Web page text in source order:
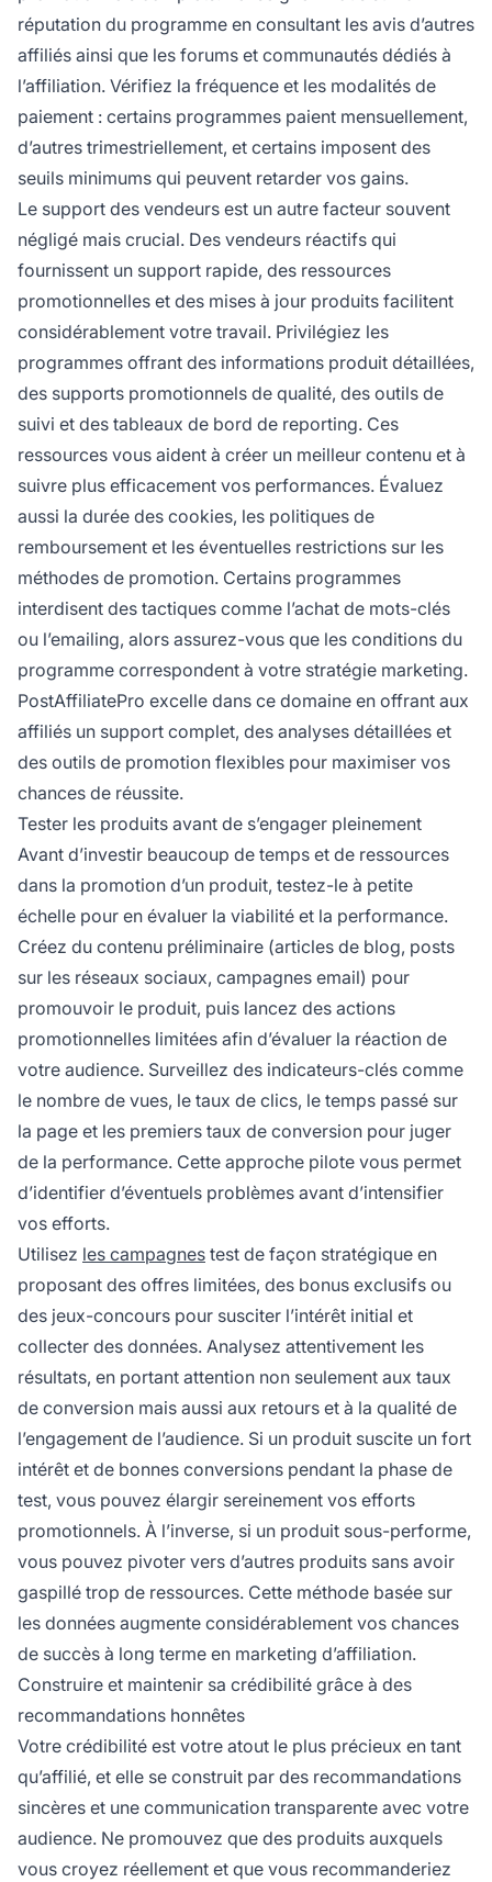
réputation du programme en consultant les avis d’autres
affiliés ainsi que les forums et communautés dédiés à
l’affiliation. Vérifiez la fréquence et les modalités de
paiement : certains programmes paient mensuellement,
d’autres trimestriellement, et certains imposent des
seuils minimums qui peuvent retarder vos gains.
Le support des vendeurs est un autre facteur souvent
négligé mais crucial. Des vendeurs réactifs qui
fournissent un support rapide, des ressources
promotionnelles et des mises à jour produits facilitent
considérablement votre travail. Privilégiez les
programmes offrant des informations produit détaillées,
des supports promotionnels de qualité, des outils de
suivi et des tableaux de bord de reporting. Ces
ressources vous aident à créer un meilleur contenu et à
suivre plus efficacement vos performances. Évaluez
aussi la durée des cookies, les politiques de
remboursement et les éventuelles restrictions sur les
méthodes de promotion. Certains programmes
interdisent des tactiques comme l’achat de mots-clés
ou l’emailing, alors assurez-vous que les conditions du
programme correspondent à votre stratégie marketing.
PostAffiliatePro excelle dans ce domaine en offrant aux
affiliés un support complet, des analyses détaillées et
des outils de promotion flexibles pour maximiser vos
chances de réussite.
Tester les produits avant de s’engager pleinement
Avant d’investir beaucoup de temps et de ressources
dans la promotion d’un produit, testez-le à petite
échelle pour en évaluer la viabilité et la performance.
Créez du contenu préliminaire (articles de blog, posts
sur les réseaux sociaux, campagnes email) pour
promouvoir le produit, puis lancez des actions
promotionnelles limitées afin d’évaluer la réaction de
votre audience. Surveillez des indicateurs-clés comme
le nombre de vues, le taux de clics, le temps passé sur
la page et les premiers taux de conversion pour juger
de la performance. Cette approche pilote vous permet
d’identifier d’éventuels problèmes avant d’intensifier
vos efforts.
Utilisez les campagnes test de façon stratégique en
proposant des offres limitées, des bonus exclusifs ou
des jeux-concours pour susciter l’intérêt initial et
collecter des données. Analysez attentivement les
résultats, en portant attention non seulement aux taux
de conversion mais aussi aux retours et à la qualité de
l’engagement de l’audience. Si un produit suscite un fort
intérêt et de bonnes conversions pendant la phase de
test, vous pouvez élargir sereinement vos efforts
promotionnels. À l’inverse, si un produit sous-performe,
vous pouvez pivoter vers d’autres produits sans avoir
gaspillé trop de ressources. Cette méthode basée sur
les données augmente considérablement vos chances
de succès à long terme en marketing d’affiliation.
Construire et maintenir sa crédibilité grâce à des
recommandations honnêtes
Votre crédibilité est votre atout le plus précieux en tant
qu’affilié, et elle se construit par des recommandations
sincères et une communication transparente avec votre
audience. Ne promouvez que des produits auxquels
vous croyez réellement et que vous recommanderiez